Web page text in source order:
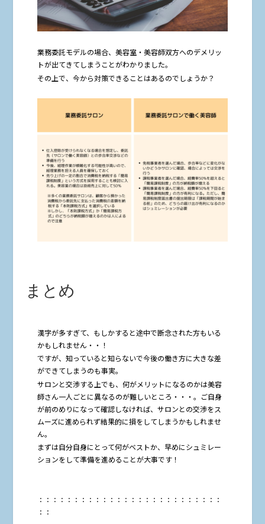
業務委託モデルの場合、美容室・美容師双方へのデメリッ
トが出てきてしまうことがわかりました。
その上で、今から対策できることはあるのでしょうか？
まとめ
漢字が多すぎて、もしかすると途中で断念された方もいる
かもしれません・・！
ですが、知っていると知らないで今後の働き方に大きな差
ができてしまうのも事実。
サロンと交渉する上でも、何がメリットになるのかは美容
師さん一人ごとに異なるのが難しいところ・・・。ご自身
が前のめりになって確認しなければ、サロンとの交渉をス
ムーズに進められず結果的に損をしてしまうかもしれませ
ん。
まずは自分自身にとって何がベストか、早めにシュミレー
ションをして準備を進めることが大事です！
：：：：：：：：：：：：：：：：：：：：：：：：：：
：：